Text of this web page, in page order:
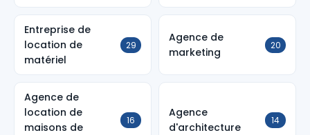
Entreprise de
location de
matériel
29
Agence de
marketing
20
Agence de
location de
maisons de
16
Agence
d'architecture
14